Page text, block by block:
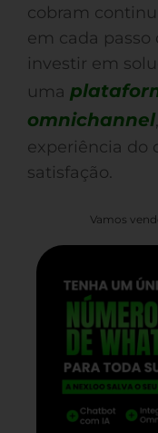
cobram
em cada passo
investir em
uma
omnichannel
experiência do
satisfação.
Vamos